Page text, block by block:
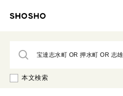
本文検索